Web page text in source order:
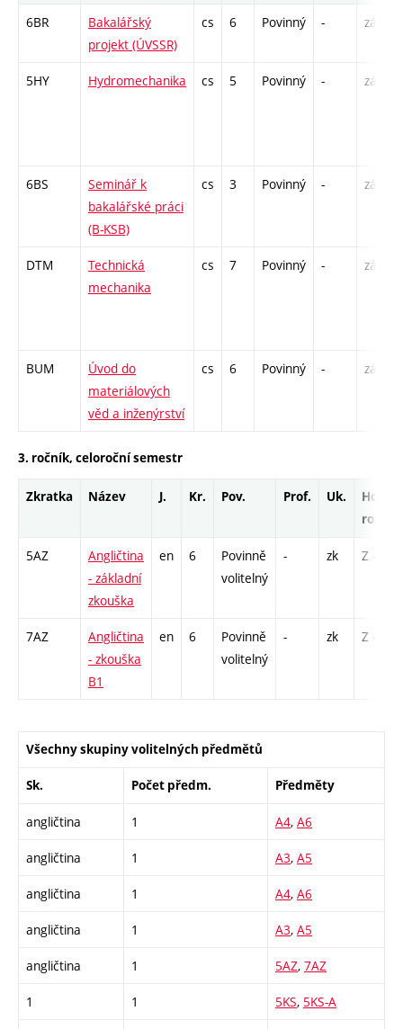
6BR
Bakalářský
projekt (ÚVSSR)
cs 6 Povinný - zá
5HY Hydromechanika cs 5 Povinný - zá,zk
6BS
Seminář k
bakalářské práci
(B-KSB)
cs 3 Povinný - zá
DTM
Technická
mechanika
cs 7 Povinný - zá,zk
BUM
Úvod do
materiálových
věd a inženýrství
cs 6 Povinný - zá,zk
3. ročník, celoroční semestr
Zkratka Název J. Kr. Pov. Prof. Uk.
Hod.
rozsah
5AZ
Angličtina
- základní
zkouška
en 6
Povinně
volitelný
- zk Z - 1
7AZ
Angličtina
- zkouška
B1
en 6
Povinně
volitelný
- zk Z - 1
Všechny skupiny volitelných předmětů
Sk. Počet předm. Předměty
angličtina 1 A4, A6
angličtina 1 A3, A5
angličtina 1 A4, A6
angličtina 1 A3, A5
angličtina 1 5AZ, 7AZ
1 1 5KS, 5KS-A